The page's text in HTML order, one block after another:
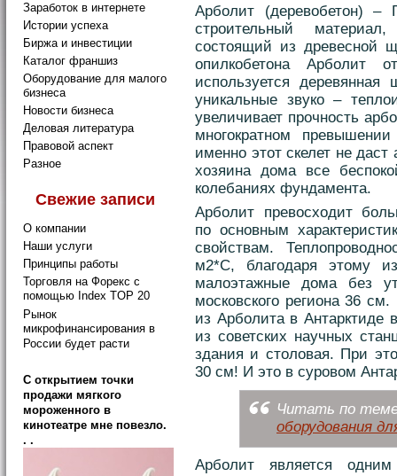
Заработок в интернете
Истории успеха
Биржа и инвестиции
Каталог франшиз
Оборудование для малого
бизнеса
Новости бизнеса
Деловая литература
Правовой аспект
Разное
Свежие записи
О компании
Наши услуги
Принципы работы
Торговля на Форекс с
помощью Index TOP 20
Рынок
микрофинансирования в
России будет расти
C открытием точки
продажи мягкого
мороженного в
кинотеатре мне повезло.
. .
Арболит (деревобетон)
строительный
состоящий из древесной
опилкобетона Арболит
используется
уникальные звуко –
увеличивает прочность
многократном
именно этот скелет не
хозяина дома все
колебаниях фундамента.
Арболит превосходит
по основным
свойствам.
м2*С, благодаря этому
малоэтажные дома без
московского региона 36
из Арболита в Антарктиде
из советских научных
здания и столовая. При
30 см! И это в суровом
Читать по
оборудования
Арболит является